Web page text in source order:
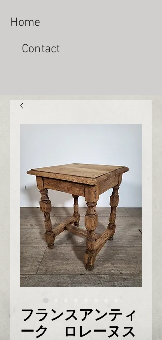
Home
Contact
フランスアンティ
ーク ロレーヌス